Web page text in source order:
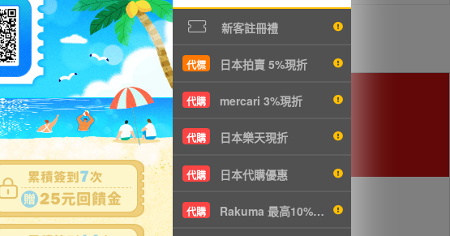
新客註冊禮
代標 日本拍賣 5%現折
代購 mercari 3%現折
代購 日本樂天現折
代購 日本代購優惠
代購 Rakuma 最高10%現折